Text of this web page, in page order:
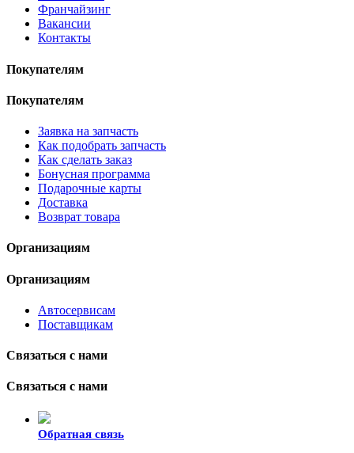
Франчайзинг
Вакансии
Контакты
Покупателям
Покупателям
Заявка на запчасть
Как подобрать запчасть
Как сделать заказ
Бонусная программа
Подарочные карты
Доставка
Возврат товара
Организациям
Организациям
Автосервисам
Поставщикам
Связаться с нами
Связаться с нами
Обратная связь